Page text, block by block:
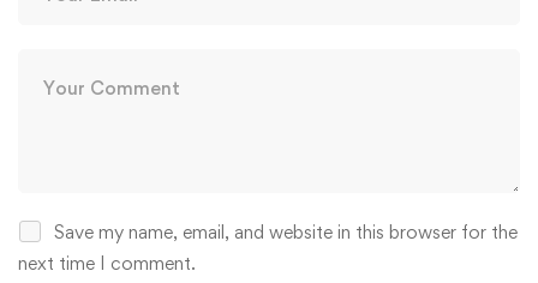
Save my name, email, and website in this browser for the
next time I comment.